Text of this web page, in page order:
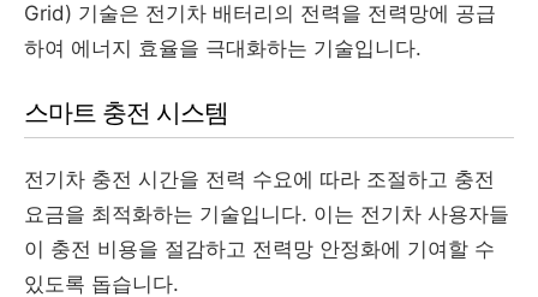
Grid) 기술은 전기차 배터리의 전력을 전력망에 공급
하여 에너지 효율을 극대화하는 기술입니다.
스마트 충전 시스템
전기차 충전 시간을 전력 수요에 따라 조절하고 충전
요금을 최적화하는 기술입니다. 이는 전기차 사용자들
이 충전 비용을 절감하고 전력망 안정화에 기여할 수
있도록 돕습니다.